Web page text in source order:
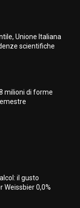
Unione Italiana
scientifiche
milioni di forme
il gusto
Weissbier 0,0%